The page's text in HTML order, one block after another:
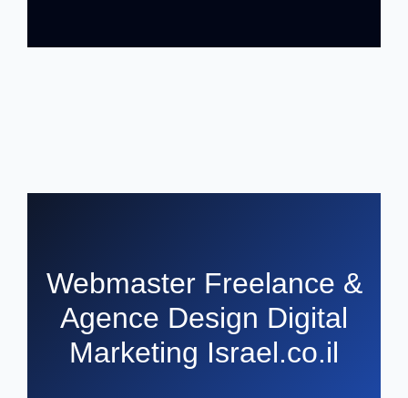
Webmaster Freelance &
Agence Design Digital
Marketing Israel.co.il